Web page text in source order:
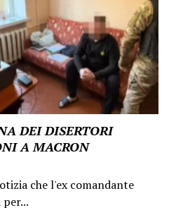
DEI DISERTORI
A MACRON
che l'ex comandante